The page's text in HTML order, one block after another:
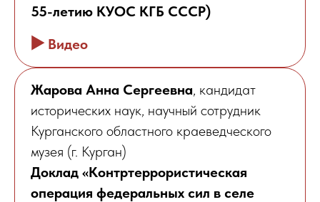
55-летию КУОС КГБ СССР)
▶️ Видео
Жарова Анна Сергеевна, кандидат
исторических наук, научный сотрудник
Курганского областного краеведческого
музея (г. Курган)
Доклад «Контртеррористическая
операция федеральных сил в селе